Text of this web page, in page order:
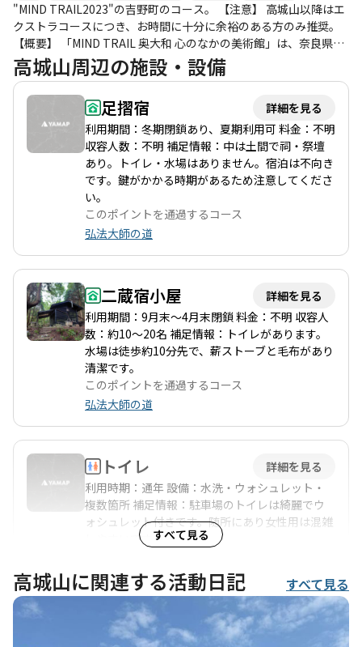
"MIND TRAIL2023"の吉野町のコース。 【注意】 高城山以降はエ
クストラコースにつき、お時間に十分に余裕のある方のみ推奨。
【概要】 「MIND TRAIL 奥大和 心のなかの美術館」は、奈良県南
部・東部に位置する奥大和を舞台に5時間以上かけて歩き、雄大な
自然を作品を通して体験する唯一無二の芸術祭です。 世界遺産で
もある吉野町、下市町、下北山村を歩き、その土地や人々と対峙
しながら、自然と作品を自分の心のなかにある美術館に展示して
ください。 （公式HP:https://mindtrail.okuyamato.jp/）会期：
2023年9月16日（土）〜11月12日（日） 入場料：無料
高城山周辺の施設・設備
足摺宿
詳細を見る
利用期間：冬期閉鎖あり、夏期利用可 料金：不明
収容人数：不明 補足情報：中は土間で祠・祭壇
あり。トイレ・水場はありません。宿泊は不向き
です。鍵がかかる時期があるため注意してくださ
い。
このポイントを通過するコース
弘法大師の道
二蔵宿小屋
詳細を見る
利用期間：9月末〜4月末閉鎖 料金：不明 収容人
数：約10〜20名 補足情報：トイレがあります。
水場は徒歩約10分先で、薪ストーブと毛布があり
清潔です。
このポイントを通過するコース
弘法大師の道
トイレ
詳細を見る
利用時期：通年 設備：水洗・ウォシュレット・
複数箇所 補足情報：駐車場のトイレは綺麗でウ
ォシュレット付きです。随所にあり女性用は混雑
しやすいです。
吉野水分神社-高城山-金峯神社-青根ヶ峰 往復コ
ース
続きを見る
すべて見る
高城山に関連する活動日記 すべて見る